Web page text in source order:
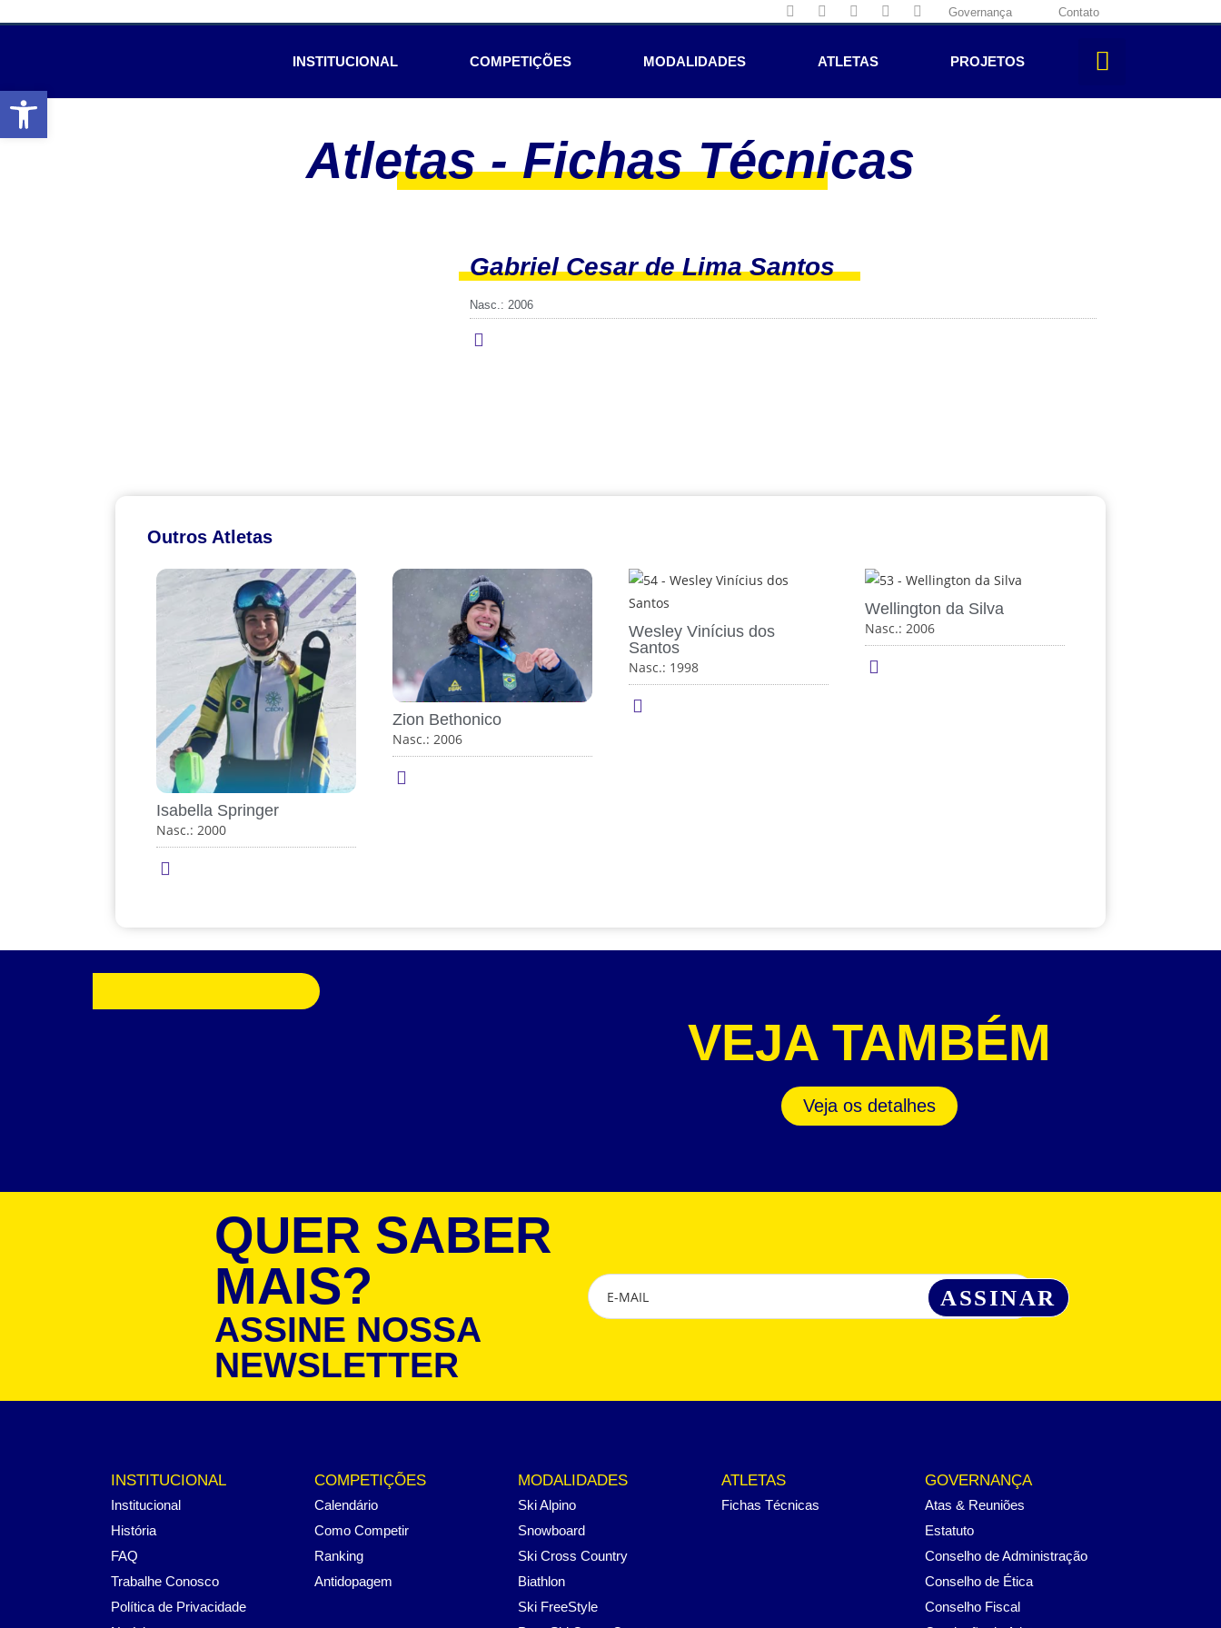
Governança Contato
INSTITUCIONAL COMPETIÇÕES MODALIDADES ATLETAS PROJETOS
Atletas - Fichas Técnicas
Gabriel Cesar de Lima Santos
Nasc.: 2006
Outros Atletas
Isabella Springer
Nasc.: 2000
Zion Bethonico
Nasc.: 2006
Wesley Vinícius dos
Santos
Nasc.: 1998
Wellington da Silva
Nasc.: 2006
VEJA TAMBÉM
Veja os detalhes
QUER SABER
MAIS?
ASSINE NOSSA
NEWSLETTER
INSTITUCIONAL
Institucional
História
FAQ
Trabalhe Conosco
Política de Privacidade
COMPETIÇÕES
Calendário
Como Competir
Ranking
Antidopagem
MODALIDADES
Ski Alpino
Snowboard
Ski Cross Country
Biathlon
Ski FreeStyle
ATLETAS
Fichas Técnicas
GOVERNANÇA
Atas & Reuniões
Estatuto
Conselho de Administração
Conselho de Ética
Conselho Fiscal
Abrir a barra de ferramentas